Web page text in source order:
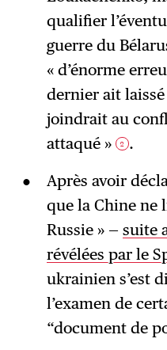
qualifier
guerre du
« d’énorme
dernier ait
joindrait au
attaqué »
2 .
Après avoir
que la Chine ne
Russie » — suite
révélées par le
ukrainien s’est
l’examen de
“document de